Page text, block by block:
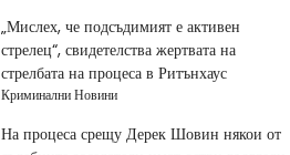
„Мислех, че подсъдимият е активен
стрелец“, свидетелства жертвата на
стрелбата на процеса в Ритънхаус
Криминални Новини
На процеса срещу Дерек Шовин някои от